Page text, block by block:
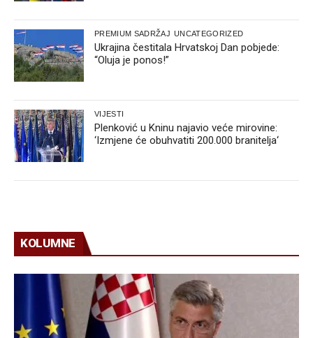
PREMIUM SADRŽAJ UNCATEGORIZED
Ukrajina čestitala Hrvatskoj Dan pobjede:
“Oluja je ponos!”
VIJESTI
Plenković u Kninu najavio veće mirovine:
‘Izmjene će obuhvatiti 200.000 branitelja‘
KOLUMNE